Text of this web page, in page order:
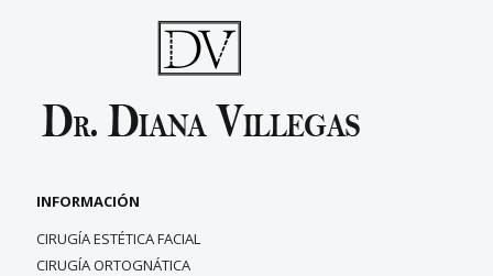
INFORMACIÓN
CIRUGÍA ESTÉTICA FACIAL
CIRUGÍA ORTOGNÁTICA